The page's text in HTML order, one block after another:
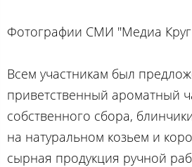
Фотографии СМИ "Медиа
Всем участникам был
приветственный ароматный
собственного сбора,
на натуральном козьем и
сырная продукция ручной